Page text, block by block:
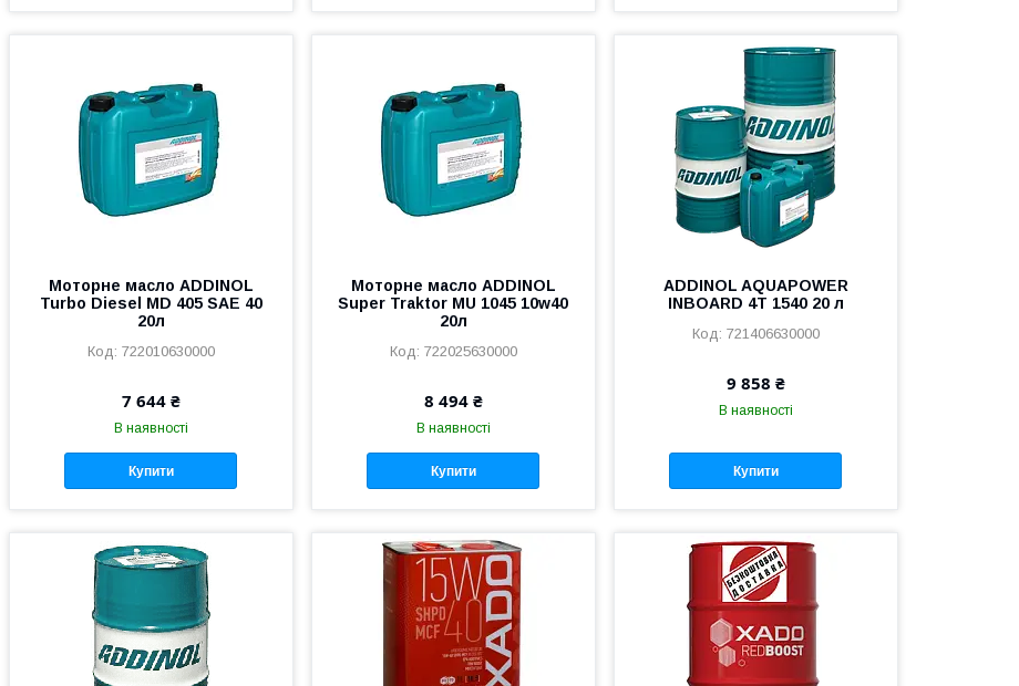
Моторне масло ADDINOL
Turbo Diesel MD 405 SAE 40
20л
722010630000
7 644 ₴
В наявності
Купити
Моторне масло ADDINOL
Super Traktor MU 1045 10w40
20л
722025630000
8 494 ₴
В наявності
Купити
ADDINOL AQUAPOWER
INBOARD 4T 1540 20 л
721406630000
9 858 ₴
В наявності
Купити